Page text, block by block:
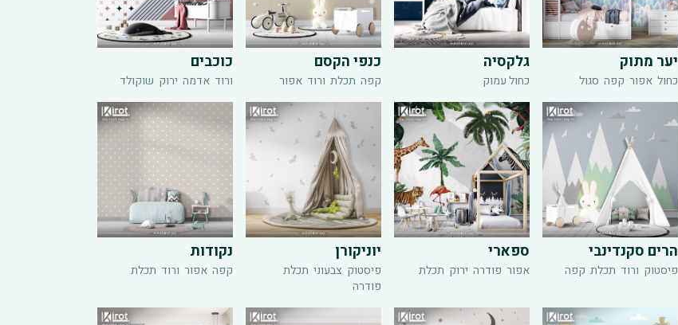
יער מתוק
כחול אפור קפה סגול
גלקסיה
כחול עמוק
כנפי הקסם
קפה תכלת ורוד אפור
כוכבים
ורוד אדמה ירוק שוקולד
הרים סקנדינבי
פיסטוק ורוד תכלת קפה
ספארי
אפור פודרה ירוק תכלת
יוניקורן
פיסטוק צבעוני תכלת
פודרה
נקודות
קפה אפור ורוד תכלת